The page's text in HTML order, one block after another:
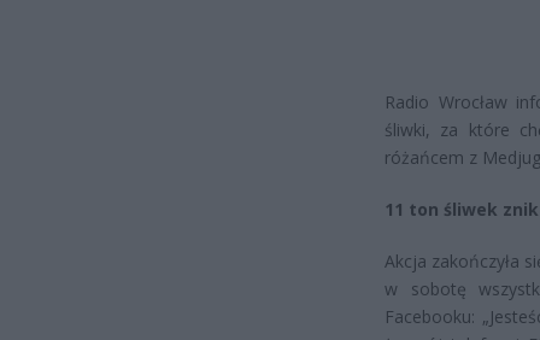
Radio Wrocław
śliwki, za które
różańcem z
11 ton śliwek
Akcja zakończyła
w sobotę
Facebooku: